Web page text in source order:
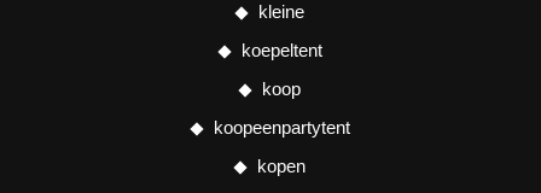
kleine
koepeltent
koop
koopeenpartytent
kopen